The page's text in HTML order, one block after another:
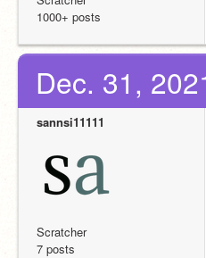
1000+ posts
Dec. 31,
sannsi11111
Scratcher
7 posts